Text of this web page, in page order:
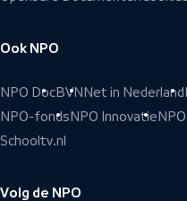
Ook NPO
NPO DocBVN Net in Nederland
NPO-fonds NPO Innovatie
Schooltv.nl
Volg de NPO